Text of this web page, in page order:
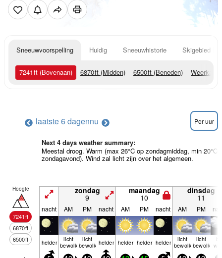
Sneeuwvoorspelling Huidig Sneeuwhistorie Skigebied
7241ft (Bovenaan) 6870ft (Midden) 6500ft (Beneden)
laatste 6 dagennu Per uur
Next 4 days weather summary:
Meestal droog. Warm (max 26°C op zondagmiddag, min 20°C
zondagavond). Wind zal licht zijn over het algemeen.
Hoogte
7241ft
6870ft
6500ft
zondag
9
maandag
10
dinsdag
11
nacht AM PM nacht AM PM nacht AM PM
helder licht
bewolkt
licht
bewolkt helder helder helder helder licht
bewolkt
licht
bewolkt